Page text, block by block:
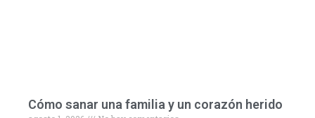
Cómo sanar una familia y un corazón herido